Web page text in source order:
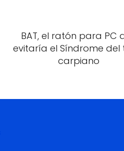
BAT, el ratón para PC
evitaría el Síndrome del
carpiano